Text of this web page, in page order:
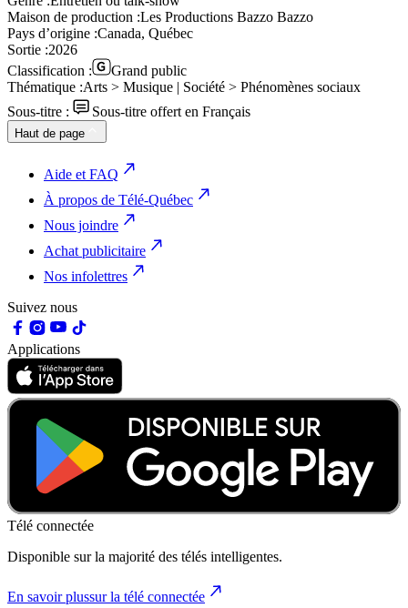
Maison de production :Les Productions Bazzo Bazzo
Pays d’origine :Canada, Québec
Sortie :2026
Classification :
Grand public
Thématique :Arts > Musique | Société > Phénomènes sociaux
Sous-titre :
Sous-titre offert en Français
Haut de page
Aide et FAQ
À propos de Télé-Québec
Nous joindre
Achat publicitaire
Nos infolettres
Suivez nous
Applications
Télé connectée
Disponible sur la majorité des télés intelligentes.
En savoir plussur la télé connectée